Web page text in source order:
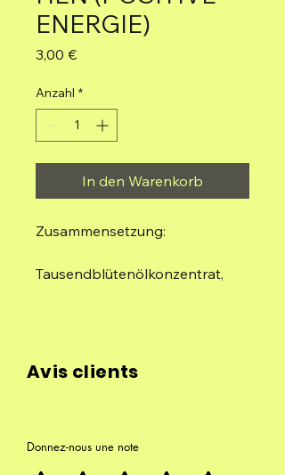
ENERGIE)
3,00 €Preis
Anzahl *
In den Warenkorb
Zusammensetzung:
Tausendblütenölkonzentrat,
Avis clients
Donnez-nous une note